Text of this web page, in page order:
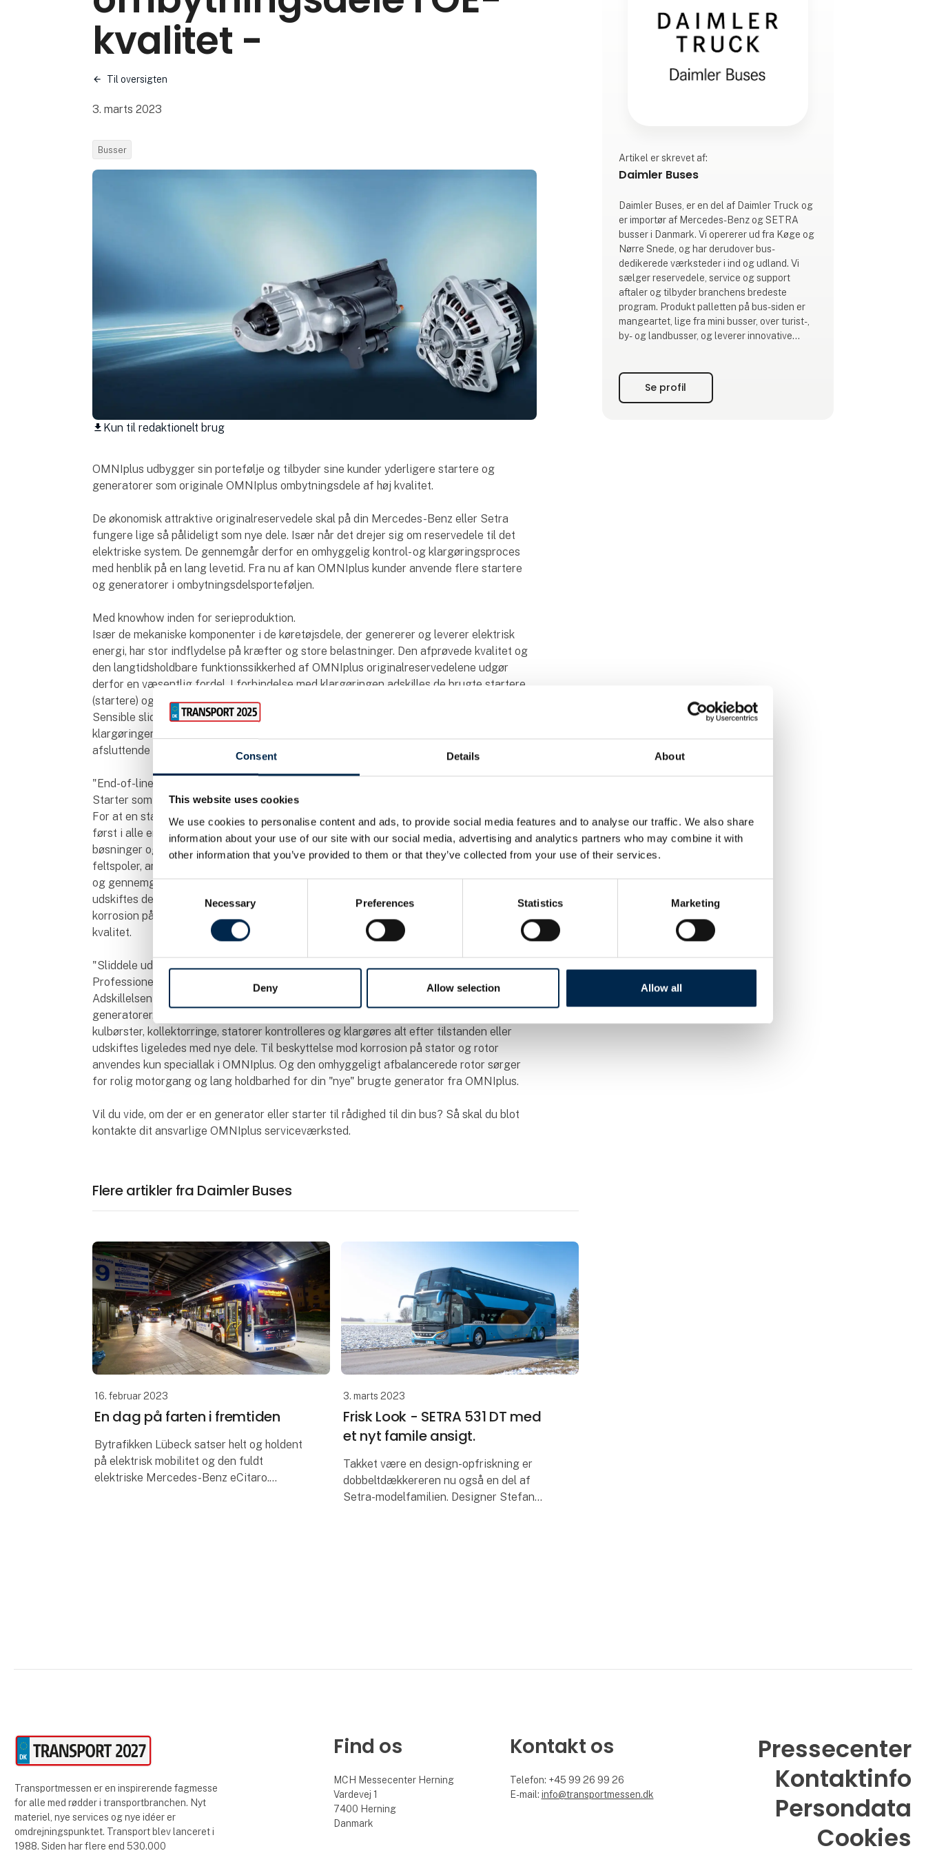
Consent Details About
This website uses cookies
We use cookies to personalise content and ads, to provide social media features and to analyse our traffic. We also share
information about your use of our site with our social media, advertising and analytics partners who may combine it with
other information that you’ve provided to them or that they’ve collected from your use of their services.
Consent
Selection
Necessary Preferences Statistics Marketing
Deny Allow selection Allow all
kvalitet -
Til oversigten
3. marts 2023
Busser
download Kun til redaktionelt brug
OMNIplus udbygger sin portefølje og tilbyder sine kunder yderligere startere og
generatorer som originale OMNIplus ombytningsdele af høj kvalitet.
De økonomisk attraktive originalreservedele skal på din Mercedes-Benz eller Setra
fungere lige så pålideligt som nye dele. Især når det drejer sig om reservedele til det
elektriske system. De gennemgår derfor en omhyggelig kontrol- og klargøringsproces
med henblik på en lang levetid. Fra nu af kan OMNIplus kunder anvende flere startere
og generatorer i ombytningsdelsporteføljen.
Med knowhow inden for serieproduktion.
Især de mekaniske komponenter i de køretøjsdele, der genererer og leverer elektrisk
energi, har stor indflydelse på kræfter og store belastninger. Den afprøvede kvalitet og
den langtidsholdbare funktionssikkerhed af OMNIplus originalreservedelene udgør
derfor en væsentlig fordel. I forbindelse med klargøringen adskilles de brugte startere
(startere) og generatorer (generatorer) i alle enkeltdele og rengøres professionelt.
Sensible sliddele udskiftes konsekvent med nye dele. Din ekstra kundefordel: Ved
klargøringen af originalreservedelene indgår knowhow fra serieproduktionen. Og i den
afsluttende end-of-line-test sikres kvalitetskravene på niveau med nye dele.
"End-of-line-testen sikrer, at kvalitetskravene er nye."
Starter som godkendte originalreservedele.
For at en starter som OMNIplus original ombytningsdel kan få sit andet liv, adskilles den
først i alle enkeltdele og rengøres professionelt. Sliddele som f.eks. slør, kuglelejer,
bøsninger og kul udskiftes med nye dele. Enkelte komponenter, som f.eks. kabinetdele,
feltspoler, ankre, kulbjælker og magnetventiler, gennemgår et omhyggelig kvalitetstjek
og gennemgår en professionel klargøring afhængigt af tilstanden. Om nødvendigt
udskiftes de også med nye dele. Anvendelsen af speciallakker til beskyttelse mod
korrosion på statoren og rotoren afrunder OMNIpluss proces for oparbejdning af høj
kvalitet.
"Sliddele udskiftes konsekvent med nye dele."
Professionelt genbehandlede generatorer.
Adskillelsen i alle enkeltdele og professionel rengøring finder naturligvis også sted på
generatorer. Kuglelejer erstattes generelt af OMNIplus nye dele. Enkeltdele som f.eks.
kulbørster, kollektorringe, statorer kontrolleres og klargøres alt efter tilstanden eller
udskiftes ligeledes med nye dele. Til beskyttelse mod korrosion på stator og rotor
anvendes kun speciallak i OMNIplus. Og den omhyggeligt afbalancerede rotor sørger
for rolig motorgang og lang holdbarhed for din "nye" brugte generator fra OMNIplus.
Vil du vide, om der er en generator eller starter til rådighed til din bus? Så skal du blot
kontakte dit ansvarlige OMNIplus serviceværksted.
Flere artikler fra Daimler Buses
16. februar 2023
En dag på farten i fremtiden
Bytrafikken Lübeck satser helt og holdent
på elektrisk mobilitet og den fuldt
elektriske Mercedes-Benz eCitaro.
3. marts 2023
Frisk Look - SETRA 531 DT med
et nyt famile ansigt.
Takket være en design-opfriskning er
dobbeltdækkereren nu også en del af
Setra-modelfamilien. Designer Stefan
Artikel er skrevet af:
Daimler Buses
Daimler Buses, er en del af Daimler Truck og
er importør af Mercedes-Benz og SETRA
busser i Danmark. Vi opererer ud fra Køge og
Nørre Snede, og har derudover bus-
dedikerede værksteder i ind og udland. Vi
sælger reservedele, service og support
aftaler og tilbyder branchens bredeste
program. Produkt palletten på bus-siden er
mangeartet, lige fra mini busser, over turist-,
by- og landbusser, og leverer innovative
til kørsel med diesel og HVO, samt EL
rutebusser, og i løbet af 2023 udvides
Se profil
Transportmessen er en inspirerende fagmesse
for alle med rødder i transportbranchen. Nyt
materiel, nye services og nye idéer er
omdrejningspunktet. Transport blev lanceret i
1988. Siden har flere end 530.000
Find os
MCH Messecenter Herning
Vardevej 1
7400 Herning
Danmark
Kontakt os
Telefon: +45 99 26 99 26
E-mail: info@transportmessen.dk
Pressecenter
Kontaktinfo
Persondata
Cookies